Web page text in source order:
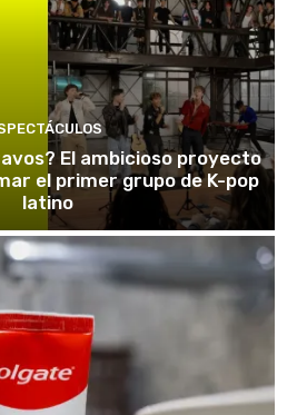
El ambicioso proyecto
el primer grupo de K-pop
latino